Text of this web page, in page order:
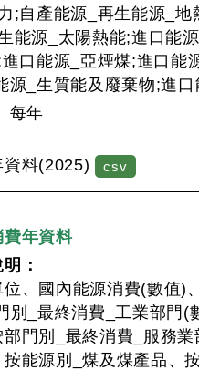
;自產能源_再生能源_
能源_太陽熱能;進口能
口能源_亞煙煤;進口能
源_生質能及廢棄物;進
每年
資料(2025)
csv
費年資料
：
位、國內能源消費(數值)
別_最終消費_工業部門(
部門別_最終消費_服務
能源別_煤及煤產品、